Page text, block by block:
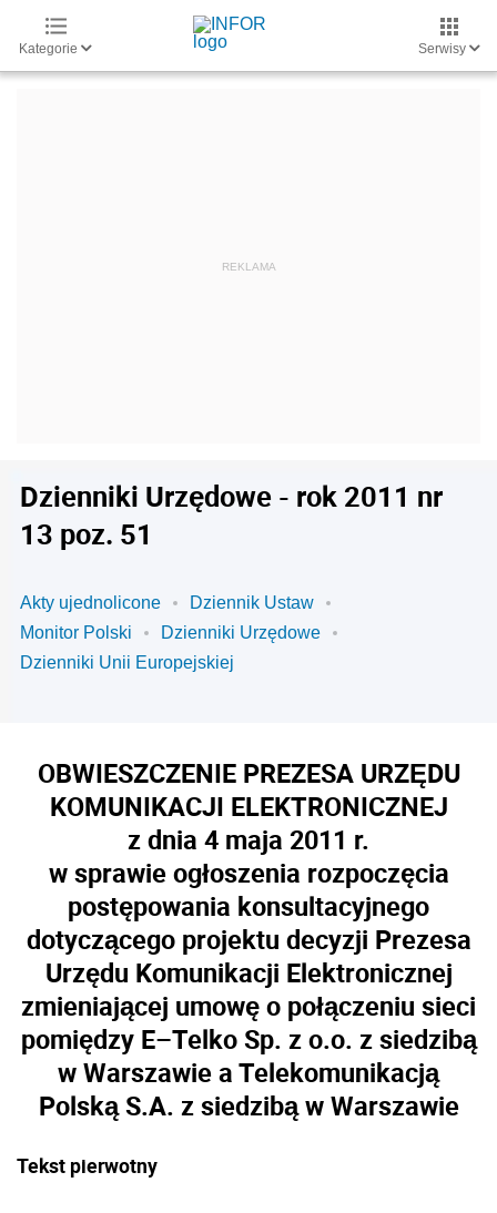
Kategorie Serwisy
Dzienniki Urzędowe - rok 2011 nr
13 poz. 51
Akty ujednolicone
Dziennik Ustaw
Monitor Polski
Dzienniki Urzędowe
Dzienniki Unii Europejskiej
OBWIESZCZENIE PREZESA URZĘDU
KOMUNIKACJI ELEKTRONICZNEJ
z dnia 4 maja 2011 r.
w sprawie ogłoszenia rozpoczęcia
postępowania konsultacyjnego
dotyczącego projektu decyzji Prezesa
Urzędu Komunikacji Elektronicznej
zmieniającej umowę o połączeniu sieci
pomiędzy E–Telko Sp. z o.o. z siedzibą
w Warszawie a Telekomunikacją
Polską S.A. z siedzibą w Warszawie
Tekst pierwotny